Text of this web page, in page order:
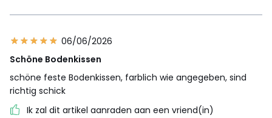
06/06/2026
Schöne Bodenkissen
schöne feste Bodenkissen, farblich wie angegeben, sind
richtig schick
Ik zal dit artikel aanraden aan een vriend(in)